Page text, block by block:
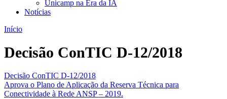
Unicamp na Era da IA
Notícias
Início
Decisão ConTIC D-12/2018
Decisão ConTIC D-12/2018
Aprova o Plano de Aplicação da Reserva Técnica para
Conectividade à Rede ANSP – 2019.